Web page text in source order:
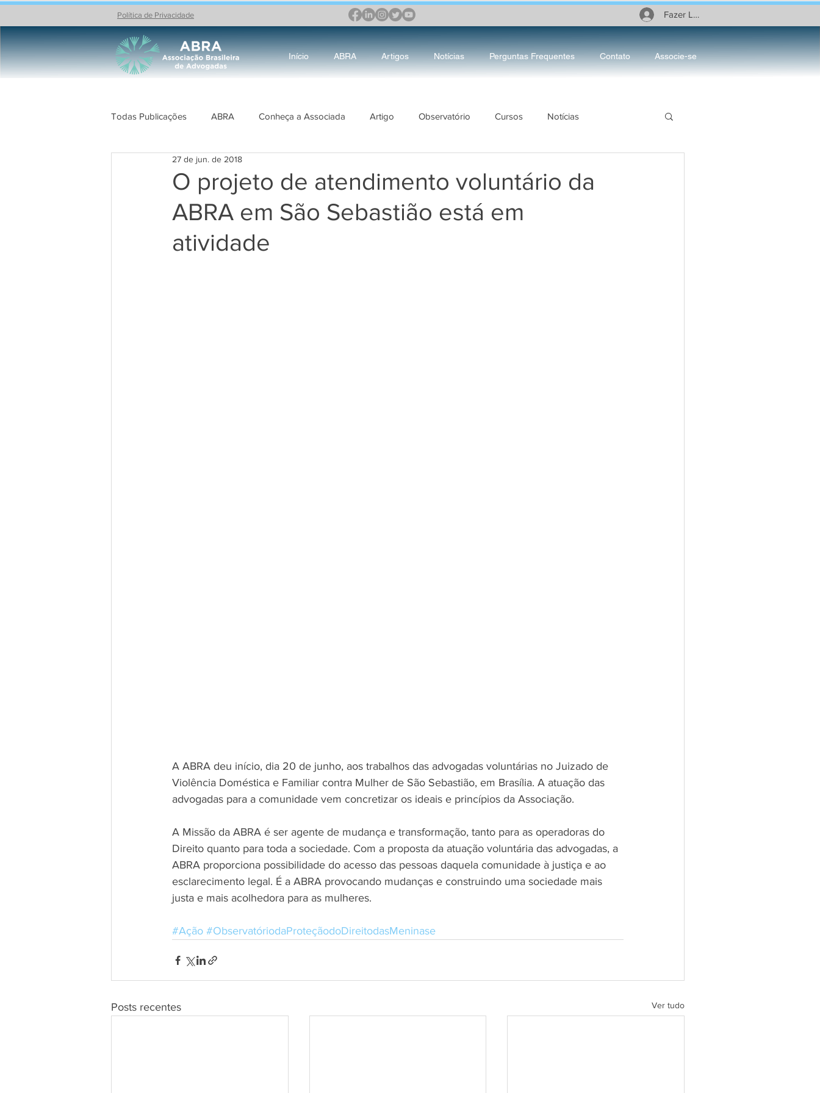
Política de Privacidade Fazer Login
Início ABRA Artigos Notícias Perguntas Frequentes Contato Associe-se
Todas Publicações ABRA Conheça a Associada Artigo Observatório Cursos Notícias
Celebrações PROJETOS ABRA
O projeto de atendimento voluntário da
ABRA em São Sebastião está em
atividade
27 de jun. de 2018
A ABRA deu início, dia 20 de junho, aos trabalhos das advogadas voluntárias no Juizado de
Violência Doméstica e Familiar contra Mulher de São Sebastião, em Brasília. A atuação das
advogadas para a comunidade vem concretizar os ideais e princípios da Associação.
A Missão da ABRA é ser agente de mudança e transformação, tanto para as operadoras do
Direito quanto para toda a sociedade. Com a proposta da atuação voluntária das advogadas, a
ABRA proporciona possibilidade do acesso das pessoas daquela comunidade à justiça e ao
esclarecimento legal. É a ABRA provocando mudanças e construindo uma sociedade mais
justa e mais acolhedora para as mulheres.
#Ação #ObservatóriodaProteçãodoDireitodasMeninase
Posts recentes Ver tudo